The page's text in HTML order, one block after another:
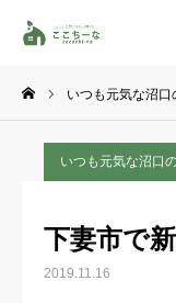
いつも元気な沼口
いつも元気な沼口
下妻市で
2019.11.16
お問い合わ
LINE登録